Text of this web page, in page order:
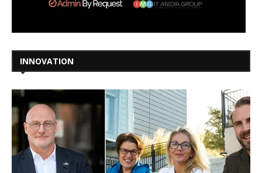
INNOVATION